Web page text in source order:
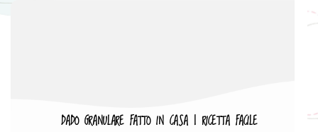
DADO GRANULARE FATTO IN CASA | RICETTA FACILE